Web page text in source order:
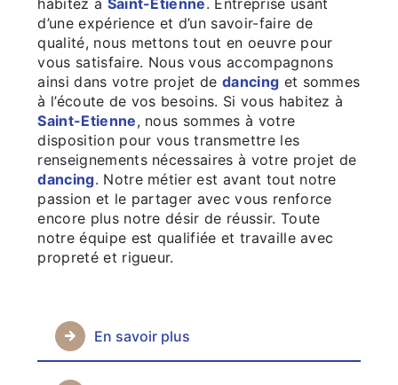
habitez à Saint-Etienne. Entreprise usant
d’une expérience et d’un savoir-faire de
qualité, nous mettons tout en oeuvre pour
vous satisfaire. Nous vous accompagnons
ainsi dans votre projet de dancing et sommes
à l’écoute de vos besoins. Si vous habitez à
Saint-Etienne, nous sommes à votre
disposition pour vous transmettre les
renseignements nécessaires à votre projet de
dancing. Notre métier est avant tout notre
passion et le partager avec vous renforce
encore plus notre désir de réussir. Toute
notre équipe est qualifiée et travaille avec
propreté et rigueur.
En savoir plus